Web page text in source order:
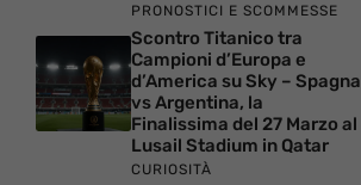
PRONOSTICI E SCOMMESSE
Scontro Titanico tra
Campioni d’Europa e
d’America su Sky – Spagna
vs Argentina, la
Finalissima del 27 Marzo al
Lusail Stadium in Qatar
CURIOSITÀ